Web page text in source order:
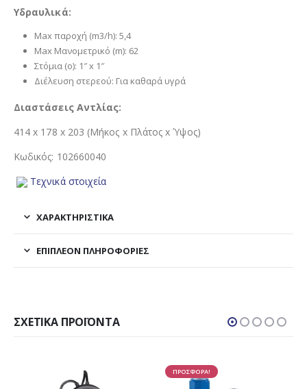
Υδραυλικά:
Max παροχή (m3/h): 5,4
Max Μανομετρικό (m): 62
Στόμια (ο): 1″ x 1″
Διέλευση στερεού: Για καθαρά υγρά
Διαστάσεις Αντλίας:
414 x 178 x 203 (Μήκος x Πλάτος x Ύψος)
Κωδικός: 102660040
Τεχνικά στοιχεία
ΧΑΡΑΚΤΗΡΙΣΤΙΚΑ
ΕΠΙΠΛΈΟΝ ΠΛΗΡΟΦΟΡΊΕΣ
ΣΧΕΤΙΚΆ ΠΡΟΪΌΝΤΑ
ΠΡΟΣΦΟΡΑ!